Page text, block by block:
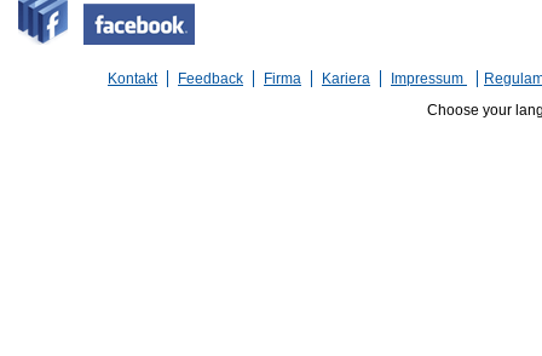
Kontakt Feedback Firma Kariera Impressum
Choose your